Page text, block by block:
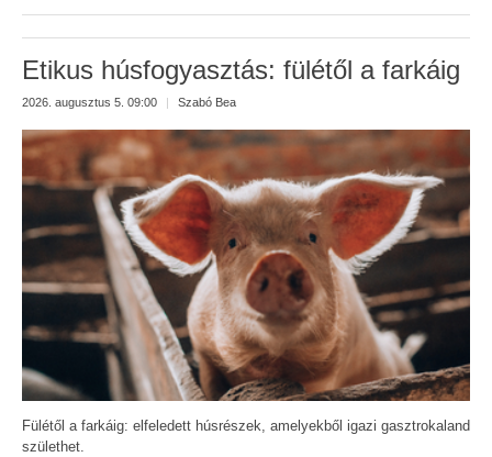
Etikus húsfogyasztás: fülétől a farkáig
2026. augusztus 5. 09:00 | Szabó Bea
Fülétől a farkáig: elfeledett húsrészek, amelyekből igazi gasztrokaland
születhet.